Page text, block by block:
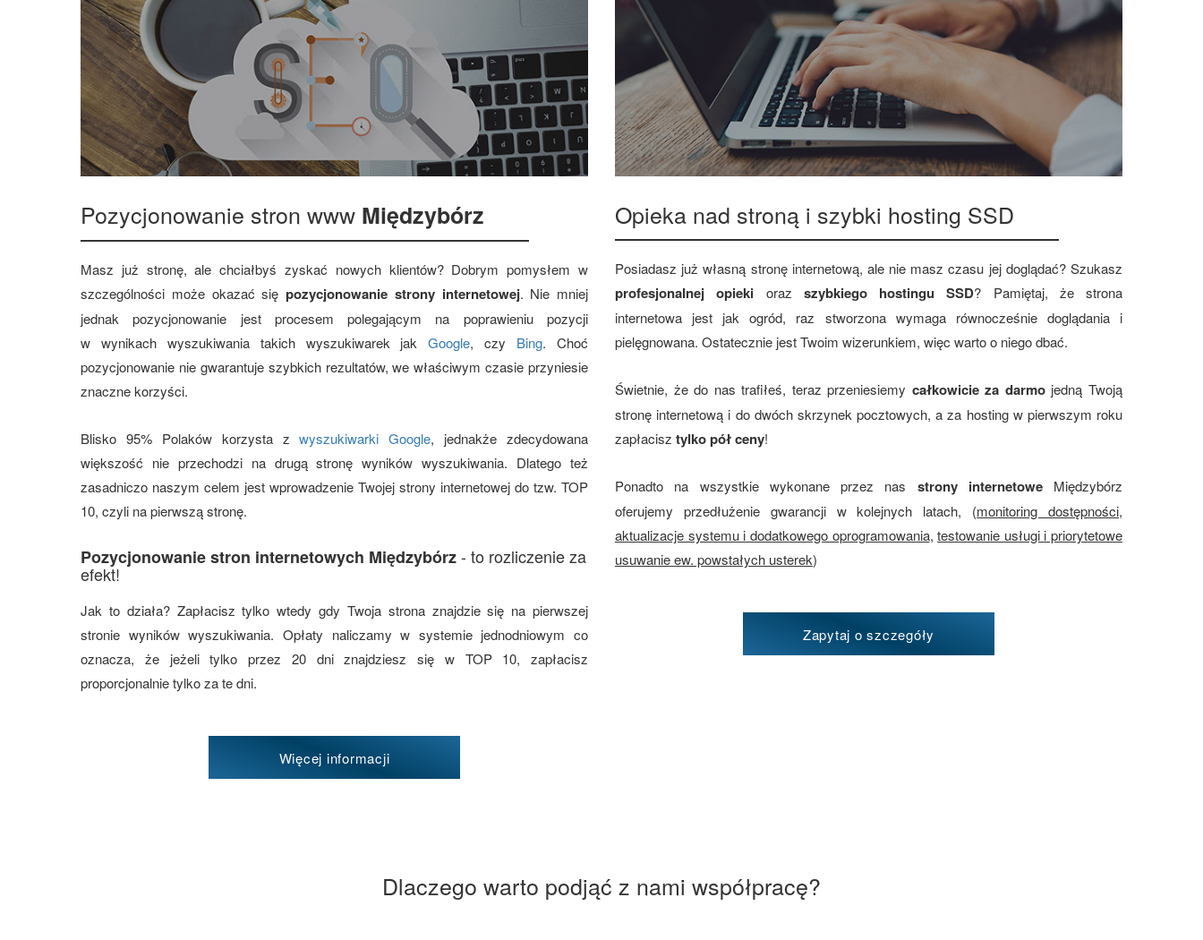
Pozycjonowanie stron www Międzybórz
Masz już stronę, ale chciałbyś zyskać nowych klientów? Dobrym pomysłem w
szczególności może okazać się pozycjonowanie strony internetowej. Nie mniej
jednak pozycjonowanie jest procesem polegającym na poprawieniu pozycji
w wynikach wyszukiwania takich wyszukiwarek jakGoogle, czy Bing. Choć
pozycjonowanie nie gwarantuje szybkich rezultatów, we właściwym czasie przyniesie
znaczne korzyści.
Blisko 95% Polaków korzysta zwyszukiwarki Google, jednakże zdecydowana
większość nie przechodzi na drugą stronę wyników wyszukiwania. Dlatego też
zasadniczo naszym celem jest wprowadzenie Twojej strony internetowej do tzw. TOP
10, czyli na pierwszą stronę.
Pozycjonowanie stron internetowych Międzybórz- to rozliczenie za
efekt!
Jak to działa? Zapłacisz tylko wtedy gdy Twoja strona znajdzie się na pierwszej
stronie wyników wyszukiwania. Opłaty naliczamy w systemie jednodniowym co
oznacza, że jeżeli tylko przez 20 dni znajdziesz się w TOP 10, zapłacisz
proporcjonalnie tylko za te dni.
Więcej informacji
Opieka nad stroną i szybki hosting SSD
Posiadasz już własną stronę internetową, ale nie masz czasu jej doglądać? Szukasz
profesjonalnej opieki oraz szybkiego hostingu SSD? Pamiętaj, że strona
internetowa jest jak ogród, raz stworzona wymaga równocześnie doglądania i
pielęgnowana. Ostatecznie jest Twoim wizerunkiem, więc warto o niego dbać.
Świetnie, że do nas trafiłeś, teraz przeniesiemy całkowicie za darmojedną Twoją
stronę internetową i do dwóch skrzynek pocztowych, a za hosting w pierwszym roku
zapłacisz tylko pół ceny!
Ponadto na wszystkie wykonane przez nas strony internetoweMiędzybórz
oferujemy przedłużenie gwarancji w kolejnych latach, (monitoring dostępności,
aktualizacje systemu i dodatkowego oprogramowania,testowanie usługi i priorytetowe
usuwanie ew. powstałych usterek)
Zapytaj o szczegóły
Dlaczego warto podjąć z nami współpracę?